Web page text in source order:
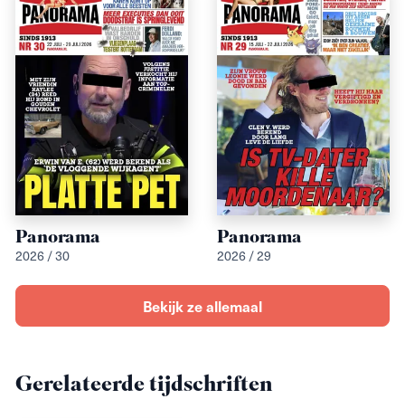
Panorama
2026 / 30
Panorama
2026 / 29
Bekijk ze allemaal
Gerelateerde tijdschriften